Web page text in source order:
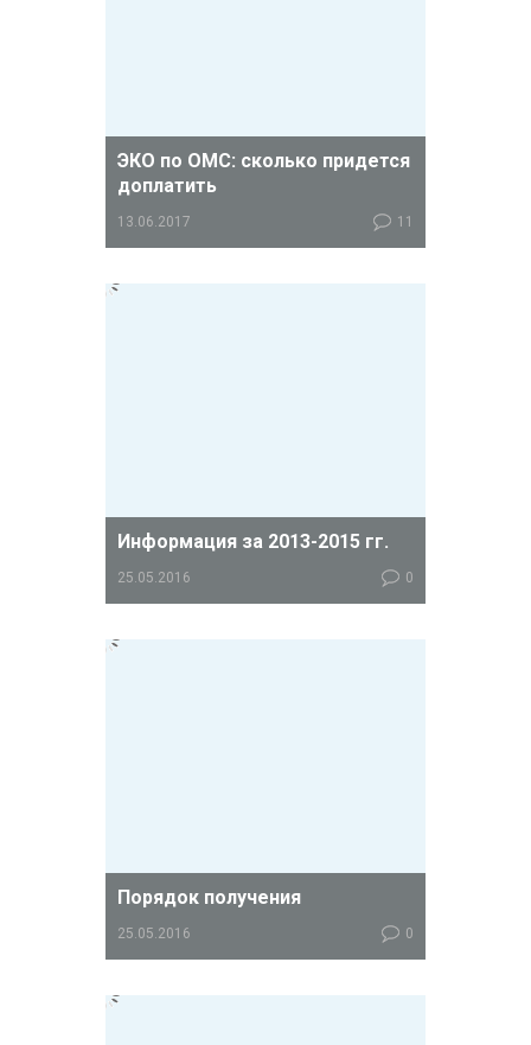
процедуры за свой счет.
ЭКО по ОМС: сколько придется
доплатить
13.06.2017 11
довести количество циклов ЭКО,
Информация за 2013-2015 гг.
25.05.2016 0
Согласно Приказу
Порядок получения
25.05.2016 0
консультацию по месту жительства (